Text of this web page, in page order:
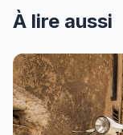
À lire aussi